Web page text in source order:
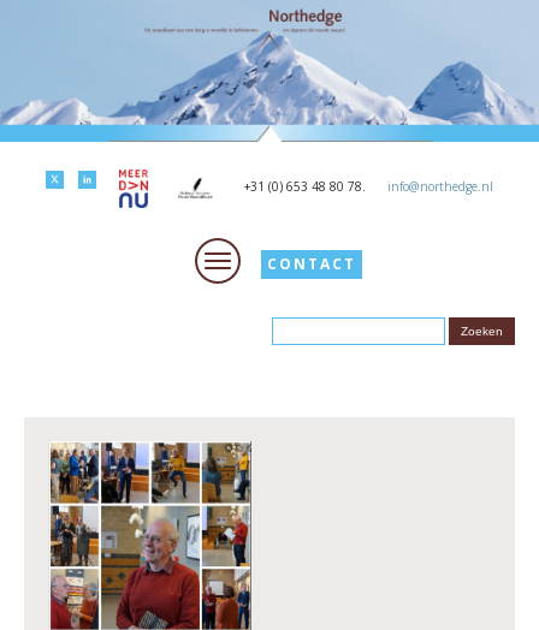
+31 (0) 653 48 80 78. info@northedge.nl
CONTACT